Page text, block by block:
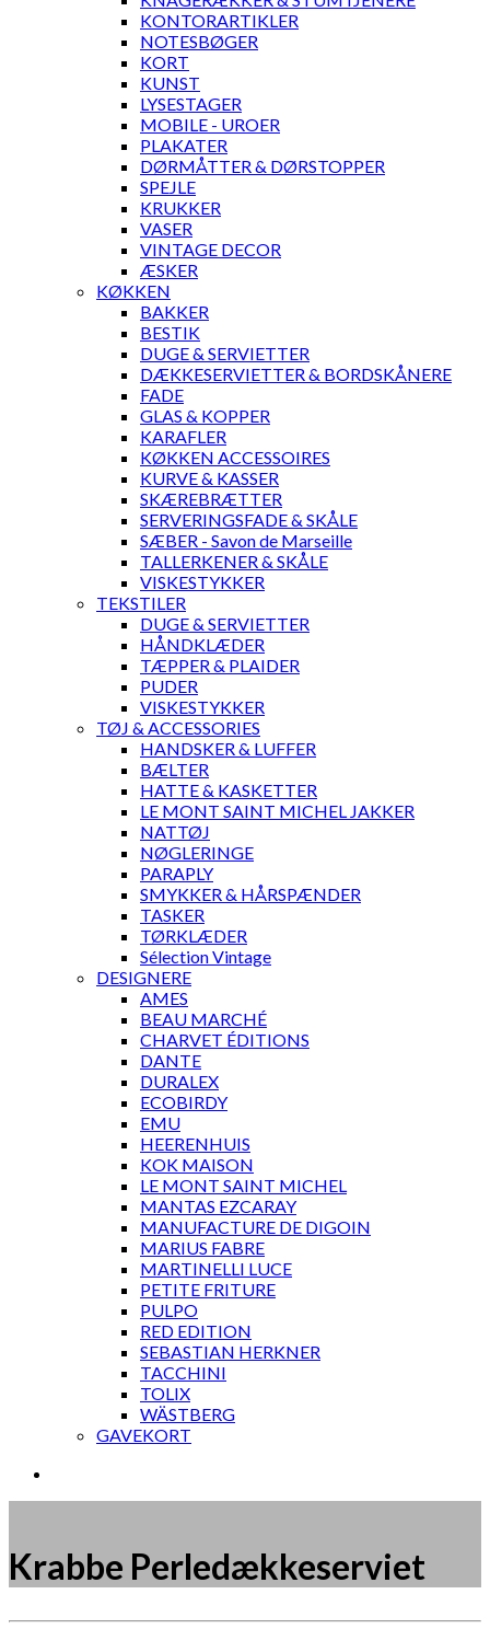
KONTORARTIKLER
NOTESBØGER
KORT
KUNST
LYSESTAGER
MOBILE - UROER
PLAKATER
DØRMÅTTER & DØRSTOPPER
SPEJLE
KRUKKER
VASER
VINTAGE DECOR
ÆSKER
KØKKEN
BAKKER
BESTIK
DUGE & SERVIETTER
DÆKKESERVIETTER & BORDSKÅNERE
FADE
GLAS & KOPPER
KARAFLER
KØKKEN ACCESSOIRES
KURVE & KASSER
SKÆREBRÆTTER
SERVERINGSFADE & SKÅLE
SÆBER - Savon de Marseille
TALLERKENER & SKÅLE
VISKESTYKKER
TEKSTILER
DUGE & SERVIETTER
HÅNDKLÆDER
TÆPPER & PLAIDER
PUDER
VISKESTYKKER
TØJ & ACCESSORIES
HANDSKER & LUFFER
BÆLTER
HATTE & KASKETTER
LE MONT SAINT MICHEL JAKKER
NATTØJ
NØGLERINGE
PARAPLY
SMYKKER & HÅRSPÆNDER
TASKER
TØRKLÆDER
Sélection Vintage
DESIGNERE
AMES
BEAU MARCHÉ
CHARVET ÉDITIONS
DANTE
DURALEX
ECOBIRDY
EMU
HEERENHUIS
KOK MAISON
LE MONT SAINT MICHEL
MANTAS EZCARAY
MANUFACTURE DE DIGOIN
MARIUS FABRE
MARTINELLI LUCE
PETITE FRITURE
PULPO
RED EDITION
SEBASTIAN HERKNER
TACCHINI
TOLIX
WÄSTBERG
GAVEKORT
Krabbe Perledækkeserviet